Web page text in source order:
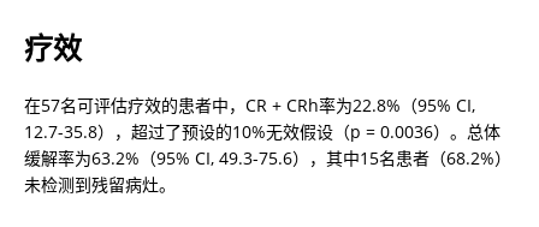
疗效
在57名可评估疗效的患者中，CR + CRh率为22.8%（95% CI,
12.7-35.8），超过了预设的10%无效假设（p = 0.0036）。总体
缓解率为63.2%（95% CI, 49.3-75.6），其中15名患者（68.2%）
未检测到残留病灶。